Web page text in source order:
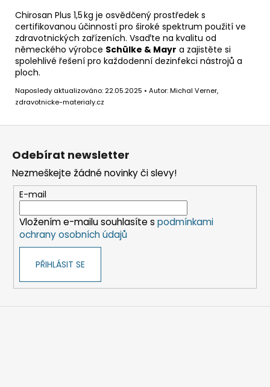
Chirosan Plus 1,5 kg je osvědčený prostředek s
certifikovanou účinností pro široké spektrum použití ve
zdravotnických zařízeních. Vsaďte na kvalitu od
německého výrobce Schülke & Mayr a zajistěte si
spolehlivé řešení pro každodenní dezinfekci nástrojů a
ploch.
Naposledy aktualizováno: 22.05.2025 • Autor: Michal Verner,
zdravotnicke-materialy.cz
Z
Odebírat newsletter
Nezmeškejte žádné novinky či slevy!
E-mail
Vložením e-mailu souhlasíte s podmínkami
ochrany osobních údajů
PŘIHLÁSIT SE